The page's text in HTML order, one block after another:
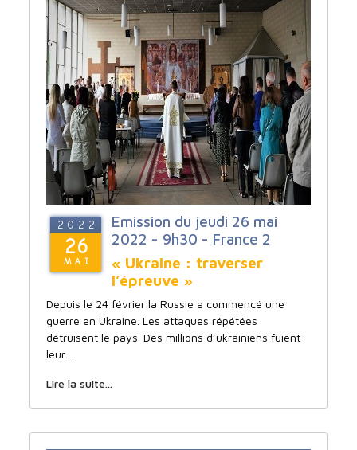
2022
26
MAI
Emission du jeudi 26 mai
2022 - 9h30 - France 2
« Ukraine : traverser
l’épreuve »
Depuis le 24 février la Russie a commencé une
guerre en Ukraine. Les attaques répétées
détruisent le pays. Des millions d’ukrainiens fuient
leur…
Lire la suite...